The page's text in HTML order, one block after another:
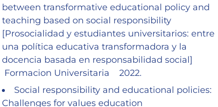
between transformative educational policy and
teaching based on social responsibility
[Prosocialidad y estudiantes universitarios: entre
una política educativa transformadora y la
docencia basada en responsabilidad social]
Formacion Universitaria 2022.
Social responsibility and educational policies:
Challenges for values education